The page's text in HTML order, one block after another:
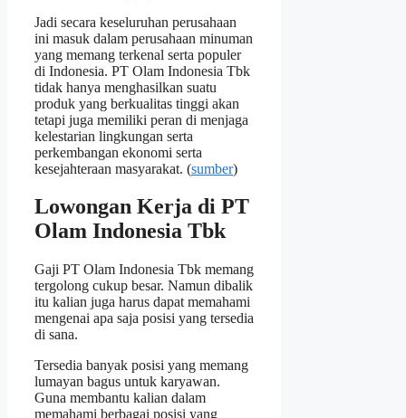
Jadi secara keseluruhan perusahaan
ini masuk dalam perusahaan minuman
yang memang terkenal serta populer
di Indonesia. PT Olam Indonesia Tbk
tidak hanya menghasilkan suatu
produk yang berkualitas tinggi akan
tetapi juga memiliki peran di menjaga
kelestarian lingkungan serta
perkembangan ekonomi serta
kesejahteraan masyarakat. (sumber)
Lowongan Kerja di PT
Olam Indonesia Tbk
Gaji PT Olam Indonesia Tbk memang
tergolong cukup besar. Namun dibalik
itu kalian juga harus dapat memahami
mengenai apa saja posisi yang tersedia
di sana.
Tersedia banyak posisi yang memang
lumayan bagus untuk karyawan.
Guna membantu kalian dalam
memahami berbagai posisi yang